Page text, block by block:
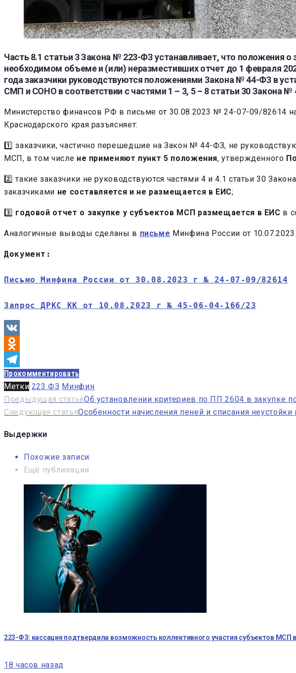
Часть 8.1 статьи 3 Закона № 223-ФЗ устанавливает, что положения
необходимом объеме и (или) неразместивших отчет до 1 февраля
года заказчики руководствуются положениями Закона № 44-ФЗ в
СМП и СОНО в соответствии с частями 1 – 3, 5 – 8 статьи 30 Закона
Министерство финансов РФ в письме от 30.08.2023 № 24-07-09/82614
Краснодарского края разъясняет:
1️⃣ заказчики, частично перешедшие на Закон № 44-ФЗ, не
МСП, в том числе не применяют пункт 5 положения, утвержденного
2️⃣ такие заказчики не руководствуются частями 4 и 4.1 статьи 30
заказчиками не составляется и не размещается в ЕИС;
3️⃣ годовой отчет о закупке у субъектов МСП размещается в ЕИС в
Аналогичные выводы сделаны в письме Минфина России от
Документ:
Письмо Минфина России от 30.08.2023 г № 24-07-09/82614
Запрос ДРКС КК от 10.08.2023 г № 45-06-04-166/23
VK
Odnoklassniki
Telegram
Прокомментировать
Метки 223 ФЗ Минфин
Навигация
по
записям
Предыдущая статьяОб установлении критериев по ПП 2604 в закупке
Следующая статьяОсобенности начисления пеней и списания
Выдержки
Похожие записи
Ещё публикации
223-ФЗ: кассация подтвердила возможность коллективного участия субъектов МСП в
18 часов назад